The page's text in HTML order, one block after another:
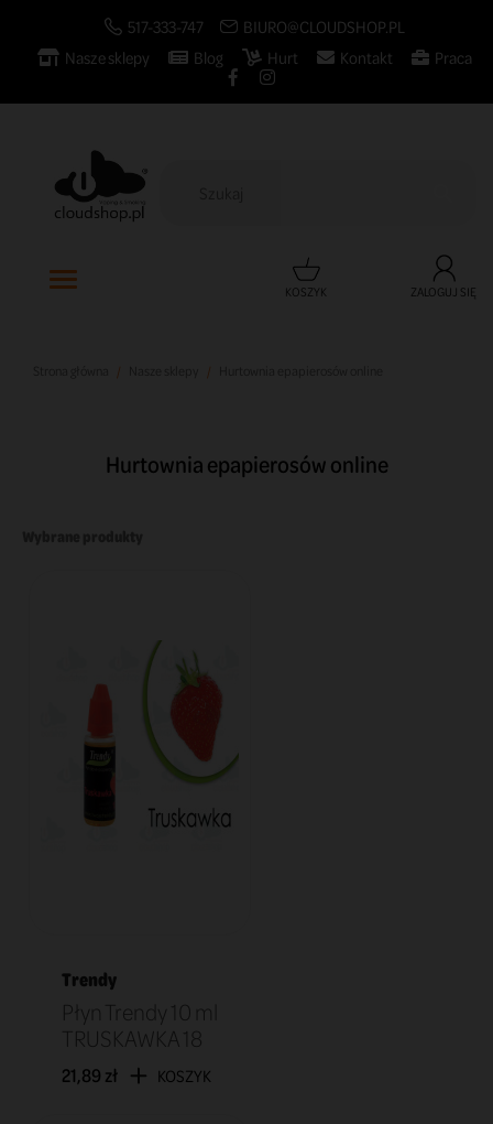
517-333-747
BIURO@CLOUDSHOP.PL
Nasze sklepy
Blog Hurt Kontakt Praca
KOSZYK ZALOGUJ SIĘ
Hurtownia epapierosów online
Trendy
Płyn Trendy 10 ml
TRUSKAWKA 18
21,89 zł KOSZYK